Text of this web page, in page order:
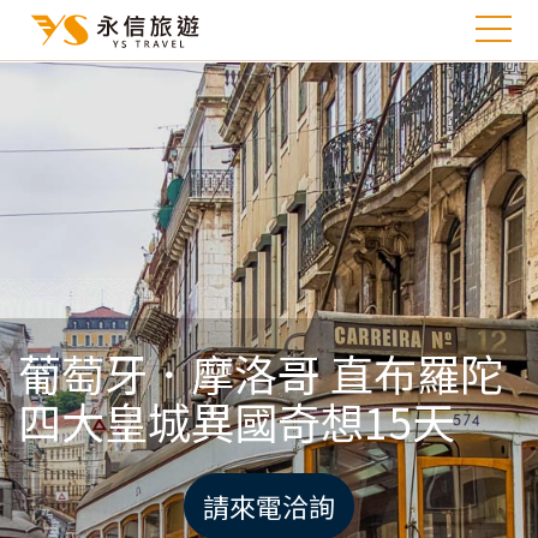
葡萄牙．摩洛哥 直布羅陀
四大皇城異國奇想15天
請來電洽詢